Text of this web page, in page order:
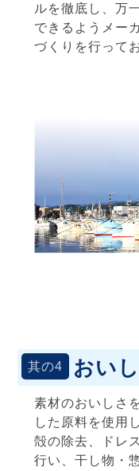
ルを徹底し、万
できるようメー
づくりを行って
其の4 おい
素材のおいしさ
した原料を使用
殻の除去、ドレ
行い、干し物・